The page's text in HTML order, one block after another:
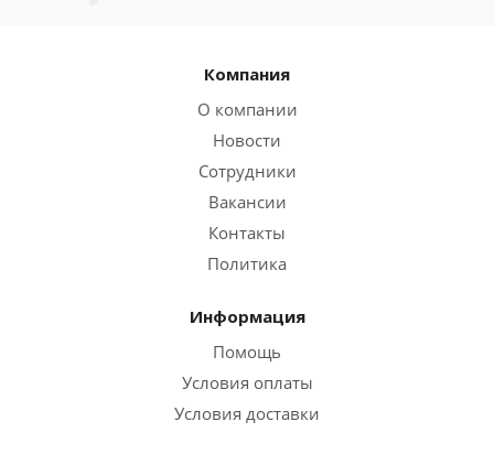
Компания
О компании
Новости
Сотрудники
Вакансии
Контакты
Политика
Информация
Помощь
Условия оплаты
Условия доставки